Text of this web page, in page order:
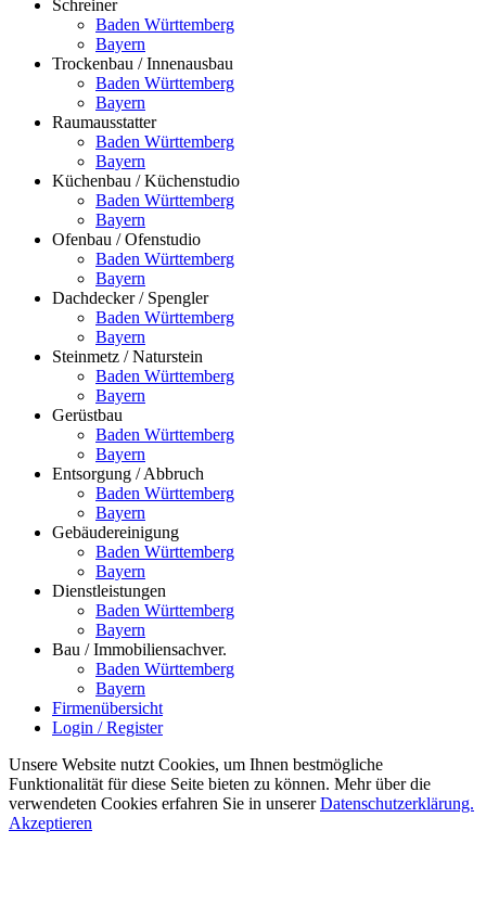
Schreiner
Baden Württemberg
Bayern
Trockenbau / Innenausbau
Baden Württemberg
Bayern
Raumausstatter
Baden Württemberg
Bayern
Küchenbau / Küchenstudio
Baden Württemberg
Bayern
Ofenbau / Ofenstudio
Baden Württemberg
Bayern
Dachdecker / Spengler
Baden Württemberg
Bayern
Steinmetz / Naturstein
Baden Württemberg
Bayern
Gerüstbau
Baden Württemberg
Bayern
Entsorgung / Abbruch
Baden Württemberg
Bayern
Gebäudereinigung
Baden Württemberg
Bayern
Dienstleistungen
Baden Württemberg
Bayern
Bau / Immobiliensachver.
Baden Württemberg
Bayern
Firmenübersicht
Login / Register
Unsere Website nutzt Cookies, um Ihnen bestmögliche
Funktionalität für diese Seite bieten zu können. Mehr über die
verwendeten Cookies erfahren Sie in unsererDatenschutzerklärung.
Akzeptieren